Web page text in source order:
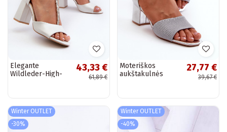
Elegante
Wildleder-High-
43,33 €
61,89 €
Moteriškos
aukštakulnės
27,77 €
39,67 €
Winter OUTLET
-30%
Winter OUTLET
-40%